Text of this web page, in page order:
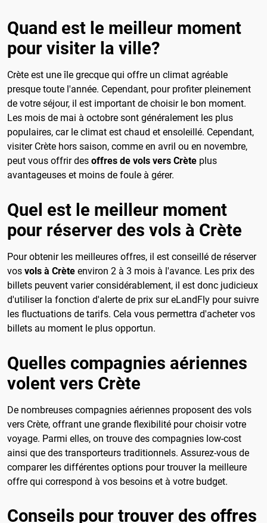
Quand est le meilleur moment
pour visiter la ville?
Crète est une île grecque qui offre un climat agréable
presque toute l'année. Cependant, pour profiter pleinement
de votre séjour, il est important de choisir le bon moment.
Les mois de mai à octobre sont généralement les plus
populaires, car le climat est chaud et ensoleillé. Cependant,
visiter Crète hors saison, comme en avril ou en novembre,
peut vous offrir des offres de vols vers Crète plus
avantageuses et moins de foule à gérer.
Quel est le meilleur moment
pour réserver des vols à Crète
Pour obtenir les meilleures offres, il est conseillé de réserver
vos vols à Crète environ 2 à 3 mois à l'avance. Les prix des
billets peuvent varier considérablement, il est donc judicieux
d'utiliser la fonction d'alerte de prix sur eLandFly pour suivre
les fluctuations de tarifs. Cela vous permettra d'acheter vos
billets au moment le plus opportun.
Quelles compagnies aériennes
volent vers Crète
De nombreuses compagnies aériennes proposent des vols
vers Crète, offrant une grande flexibilité pour choisir votre
voyage. Parmi elles, on trouve des compagnies low-cost
ainsi que des transporteurs traditionnels. Assurez-vous de
comparer les différentes options pour trouver la meilleure
offre qui correspond à vos besoins et à votre budget.
Conseils pour trouver des offres